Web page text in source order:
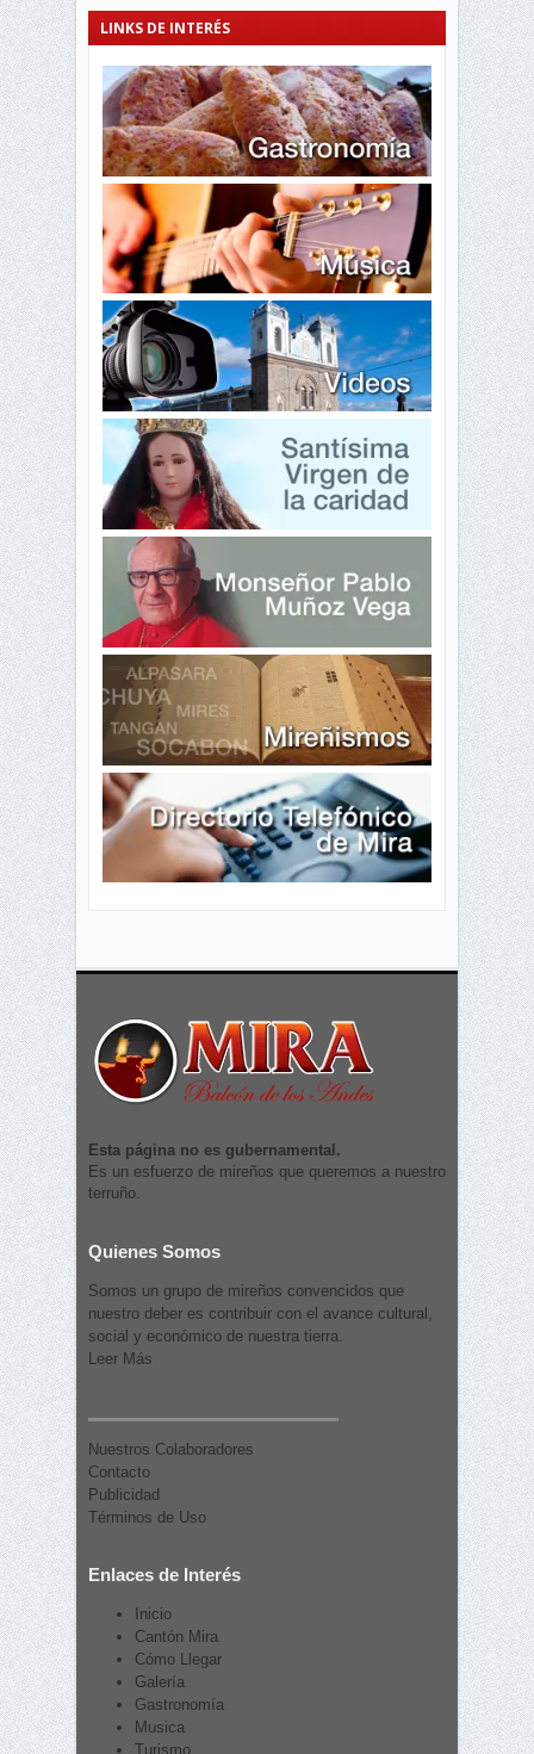
LINKS DE INTERÉS
Esta página no es gubernamental.
Es un esfuerzo de mireños que queremos a nuestro
terruño.
Quienes Somos
Somos un grupo de mireños convencidos que
nuestro deber es contribuir con el avance cultural,
social y económico de nuestra tierra.
Leer Más
Nuestros Colaboradores
Contacto
Publicidad
Términos de Uso
Enlaces de Interés
Inicio
Cantón Mira
Cómo Llegar
Galería
Gastronomía
Musica
Turismo